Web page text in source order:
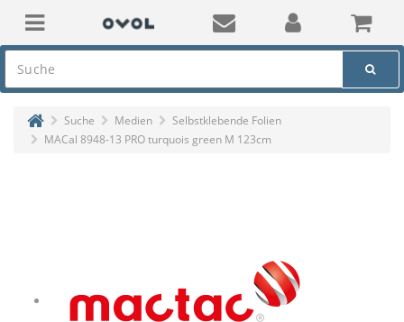
Suche Medien
Selbstklebende Folien
MACal 8948-13 PRO turquois green M 123cm